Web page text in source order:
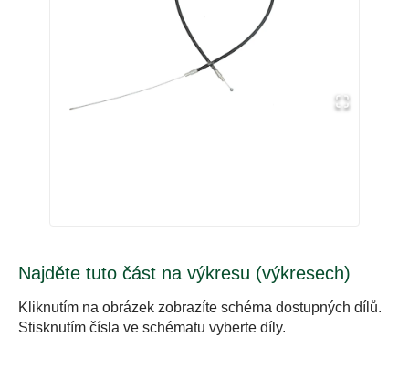
Najděte tuto část na výkresu (výkresech)
Kliknutím na obrázek zobrazíte schéma dostupných dílů.
Stisknutím čísla ve schématu vyberte díly.